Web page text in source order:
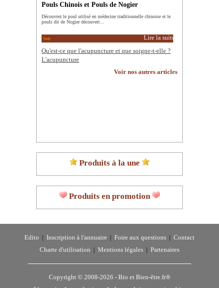
Pouls Chinois et Pouls de Nogier
Découvrez le poul utilisé en médecine traditionnelle chinoise et le
pouls dit de Nogier découvert...
Lire la suite
Qu'est-ce que l'acupuncture et que soigne-t-elle ?
L'acupuncture
Voir nos autres articles
Produits à la une
Produits en promotion
Edito Inscription à l'annuaire Foire aux questions
Contact
Charte d'utilisation
Mentions légales Partenaires
Copyright © 2008-2026 - Bio et Bien-être.fr®